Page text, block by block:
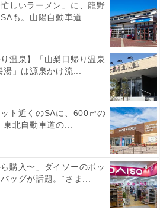
しいラーメン」に、龍野
も。山陽自動車道...
温泉】「山梨日帰り温泉
湯」は源泉かけ流...
ット近くのSAに、600㎡の
東北自動車道の...
購入〜」ダイソーのポッ
ッグが話題。“さま...